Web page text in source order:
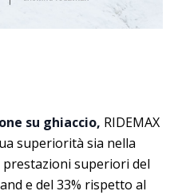
su ghiaccio, RIDEMAX
superiorità sia nella
prestazioni superiori del
e del 33% rispetto al